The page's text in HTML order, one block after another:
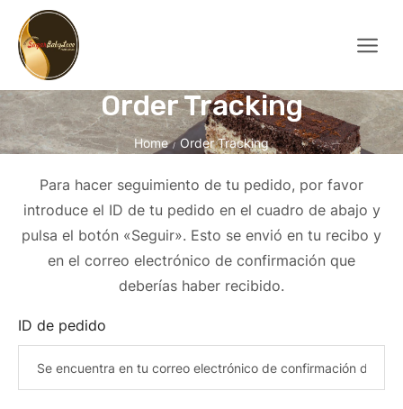
Order Tracking
Home / Order Tracking
Para hacer seguimiento de tu pedido, por favor
introduce el ID de tu pedido en el cuadro de abajo y
pulsa el botón «Seguir». Esto se envió en tu recibo y
en el correo electrónico de confirmación que
deberías haber recibido.
ID de pedido